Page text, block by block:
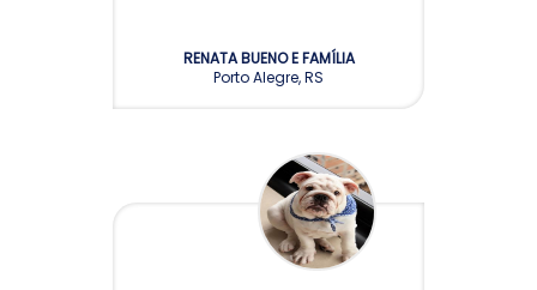
RENATA BUENO E FAMÍLIA
Porto Alegre, RS